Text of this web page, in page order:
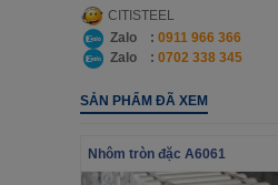
CITISTEEL
Zalo : 0911 966 366
Zalo : 0702 338 345
SẢN PHẨM ĐÃ XEM
Nhôm tròn đặc A6061